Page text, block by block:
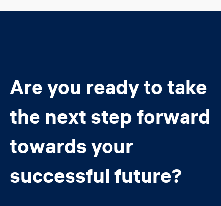
Are you ready to take
the next step forward
towards your
successful future?